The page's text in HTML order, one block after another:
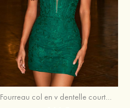
Fourreau col en v dentelle courte/mini robe de fête de la rentré avec perles